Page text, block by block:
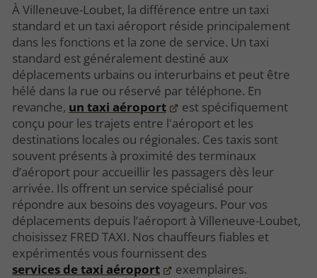
À Villeneuve-Loubet, la différence entre un taxi
standard et un taxi aéroport réside principalement
dans les fonctions et la zone de service. Un taxi
standard est généralement destiné aux
déplacements urbains ou interurbains et peut être
hélé dans la rue ou réservé par téléphone. En
revanche, un taxi aéroport
est spécifiquement
conçu pour les trajets entre l'aéroport et les
destinations locales ou régionales. Ces taxis sont
souvent présents à proximité des terminaux
d’aéroport pour accueillir les passagers dès leur
arrivée. Ils offrent un service spécialisé pour
répondre aux besoins des voyageurs. Pour vos
déplacements depuis l’aéroport à Villeneuve-Loubet,
choisissez FRED TAXI. Nos chauffeurs fiables et
expérimentés vous fournissent des
services de taxi aéroport
exemplaires.